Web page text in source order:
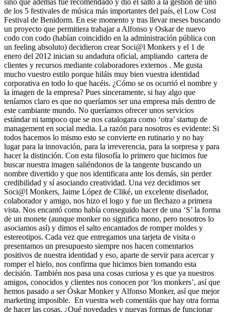
sino que además fue recomendado y dio el salto a la gestión de uno
de los 5 festivales de música más importantes del país, el Low Cost
Festival de Benidorm. En ese momento y tras llevar meses buscando
un proyecto que permitiera trabajar a Alfonso y Oskar de nuevo
codo con codo (habían coincidido en la administración pública con
un feeling absoluto) decidieron crear Soci@l Monkers y el 1 de
enero del 2012 inician su andadura oficial, ampliando cartera de
clientes y recursos mediante colaboradores externos . Me gusta
mucho vuestro estilo porque hiláis muy bien vuestra identidad
corporativa en todo lo que hacéis. ¿Cómo se os ocurrió el nombre y
la imagen de la empresa? Pues sinceramente, si hay algo que
teníamos claro es que no queríamos ser una empresa más dentro de
este cambiante mundo. No queríamos ofrecer unos servicios
estándar ni tampoco que se nos catalogara como ‘otra’ startup de
management en social media. La razón para nosotros es evidente: Si
todos hacemos lo mismo esto se convierte en rutinario y no hay
lugar para la innovación, para la irreverencia, para la sorpresa y para
hacer la distinción. Con esta filosofía lo primero que hicimos fue
buscar nuestra imagen saliéndonos de la tangente buscando un
nombre divertido y que nos identificara ante los demás, sin perder
credibilidad y sí asociando creatividad. Una vez decidimos ser
Soci@l Monkers, Jaime López de Cliké, un excelente diseñador,
colaborador y amigo, nos hizo el logo y fue un flechazo a primera
vista. Nos encantó como había conseguido hacer de una ‘S’ la forma
de un monete (aunque monker no significa mono, pero nosotros lo
asociamos así) y dimos el salto encantados de romper moldes y
estereotipos. Cada vez que entregamos una tarjeta de visita o
presentamos un presupuesto siempre nos hacen comentarios
positivos de nuestra identidad y eso, aparte de servir para acercar y
romper el hielo, nos confirma que hicimos bien tomando esta
decisión. También nos pasa una cosas curiosa y es que ya nuestros
amigos, conocidos y clientes nos conocen por ‘los monkers’, así que
hemos pasado a ser Óskar Monker y Alfonso Monker, así que mejor
marketing imposible. En vuestra web comentáis que hay otra forma
de hacer las cosas. ¿Qué novedades y nuevas formas de funcionar